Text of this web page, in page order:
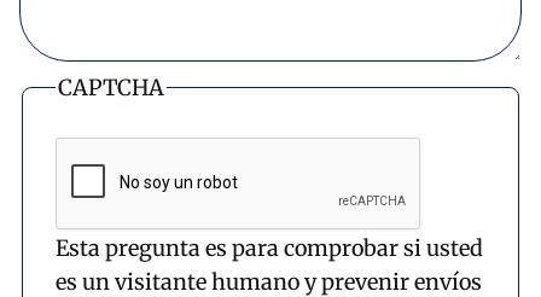
CAPTCHA
Esta pregunta es para comprobar si usted
es un visitante humano y prevenir envíos